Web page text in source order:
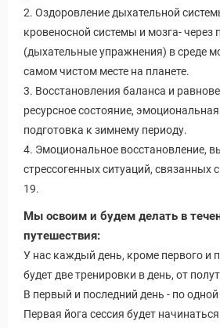
2. Оздоровление дыхательной
кровеносной системы и мозга- через
(дыхательные упражнения) в среде
самом чистом месте на планете.
3. Восстановления баланса и
ресурсное состояние, эмоциональная
подготовка к зимнему периоду.
4. Эмоциональное восстановление,
стрессогенных ситуаций, связанных
19.
Мы освоим и будем делать в
путешествия:
У нас каждый день, кроме первого и
будет две тренировки в день, от
В первый и последний день - по
Первая йога сессия будет